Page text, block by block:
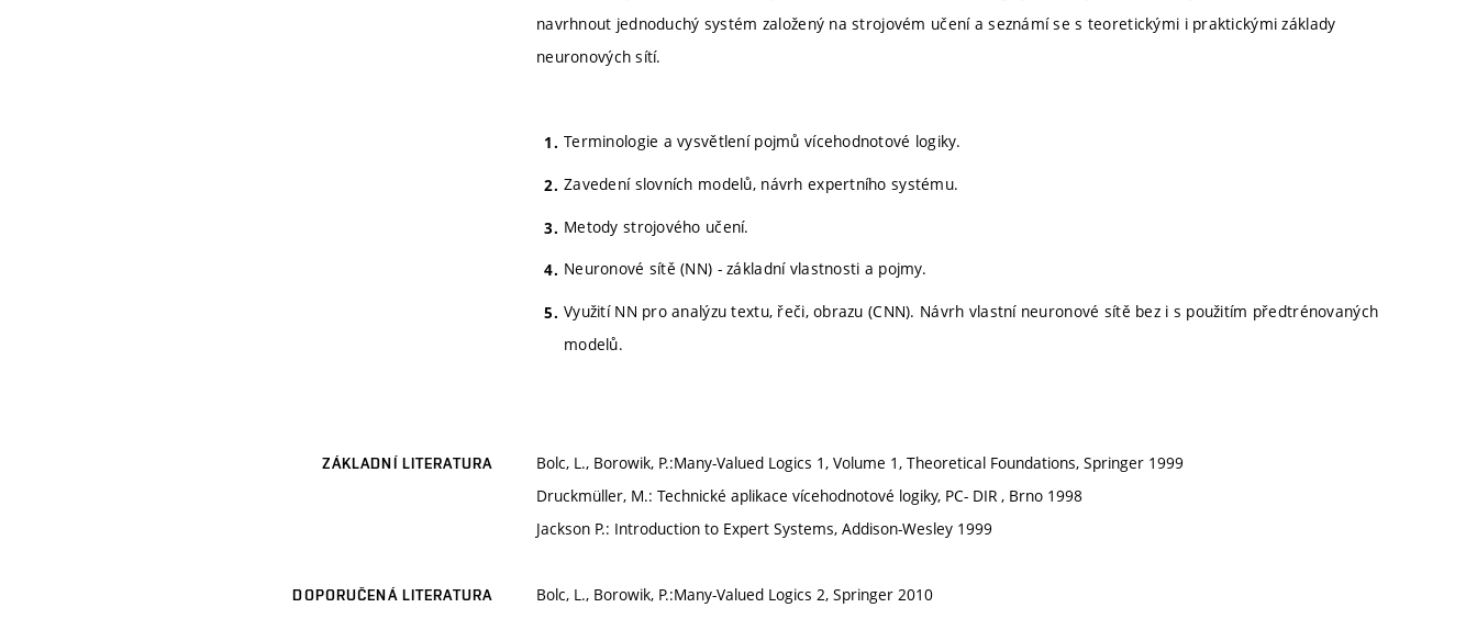
navrhnout jednoduchý systém založený na strojovém učení a seznámí se s teoretickými i praktickými základy
neuronových sítí.
Terminologie a vysvětlení pojmů vícehodnotové logiky.
Zavedení slovních modelů, návrh expertního systému.
Metody strojového učení.
Neuronové sítě (NN) - základní vlastnosti a pojmy.
Využití NN pro analýzu textu, řeči, obrazu (CNN). Návrh vlastní neuronové sítě bez i s použitím předtrénovaných
modelů.
ZÁKLADNÍ LITERATURA
Bolc, L., Borowik, P.:Many-Valued Logics 1, Volume 1, Theoretical Foundations, Springer 1999
Druckmüller, M.: Technické aplikace vícehodnotové logiky, PC- DIR , Brno 1998
Jackson P.: Introduction to Expert Systems, Addison-Wesley 1999
DOPORUČENÁ LITERATURA Bolc, L., Borowik, P.:Many-Valued Logics 2, Springer 2010